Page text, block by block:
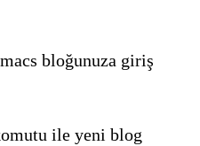
bloğunuza giriş
ile yeni blog